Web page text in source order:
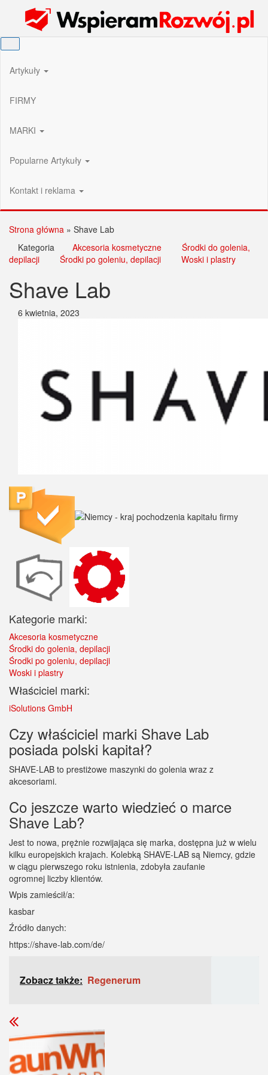
Wspieram Rozwój PL
Artykuły
FIRMY
MARKI
Popularne Artykuły
Kontakt i reklama
Strona główna » Shave Lab
Kategoria
Akcesoria kosmetyczne
Środki do golenia,
depilacji
Środki po goleniu, depilacji Woski i plastry
Shave Lab
6 kwietnia, 2023
Kategorie marki:
Akcesoria kosmetyczne
Środki do golenia, depilacji
Środki po goleniu, depilacji
Woski i plastry
Właściciel marki:
iSolutions GmbH
Czy właściciel marki Shave Lab
posiada polski kapitał?
SHAVE-LAB to prestiżowe maszynki do golenia wraz z
akcesoriami.
Co jeszcze warto wiedzieć o marce
Shave Lab?
Jest to nowa, prężnie rozwijająca się marka, dostępna już w wielu
kilku europejskich krajach. Kolebką SHAVE-LAB są Niemcy, gdzie
w ciągu pierwszego roku istnienia, zdobyła zaufanie
ogromnej liczby klientów.
Wpis zamieścił/a:
kasbar
Źródło danych:
https://shave-lab.com/de/
Zobacz także: Regenerum